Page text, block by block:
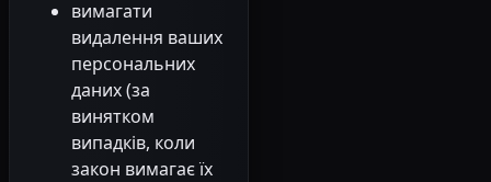
вимагати
видалення ваших
персональних
даних (за
винятком
випадків, коли
закон вимагає їх